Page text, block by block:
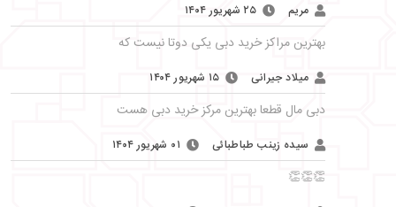
مریم ۲۵ شهریور ۱۴۰۴
بهترین مراکز خرید دبی یکی دوتا نیست که
میلاد جیرانی ۱۵ شهریور ۱۴۰۴
دبی مال قطعا بهترین مرکز خرید دبی هست
سیده زینب طباطبائی ۰۱ شهریور ۱۴۰۴
👏👏👏